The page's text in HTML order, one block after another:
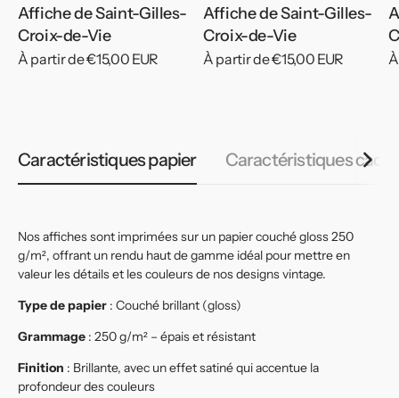
Affiche de Saint-Gilles-
Croix-de-Vie
Prix
À partir de €15,00 EUR
Affiche de Saint-Gilles-
Croix-de-Vie
Prix
À partir de €15,00 EUR
Caractéristiques papier Caractéristiques cadre
Nos affiches sont imprimées sur un papier couché gloss 250
g/m², offrant un rendu haut de gamme idéal pour mettre en
valeur les détails et les couleurs de nos designs vintage.
Type de papier : Couché brillant (gloss)
Grammage : 250 g/m² – épais et résistant
Finition : Brillante, avec un effet satiné qui accentue la
profondeur des couleurs